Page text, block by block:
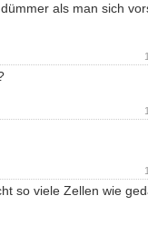
als man sich
so viele Zellen wie